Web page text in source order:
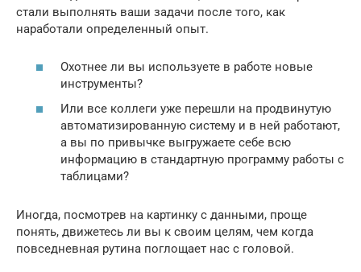
стали выполнять ваши задачи после того, как
наработали определенный опыт.
Охотнее ли вы используете в работе новые
инструменты?
Или все коллеги уже перешли на продвинутую
автоматизированную систему и в ней работают,
а вы по привычке выгружаете себе всю
информацию в стандартную программу работы с
таблицами?
Иногда, посмотрев на картинку с данными, проще
понять, движетесь ли вы к своим целям, чем когда
повседневная рутина поглощает нас с головой.